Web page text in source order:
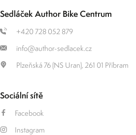
Sedláček Author Bike Centrum
+420 728 052 879
info@author-sedlacek.cz
Plzeňská 76 (NS Uran), 261 01 Příbram
Sociální sítě
Facebook
Instagram